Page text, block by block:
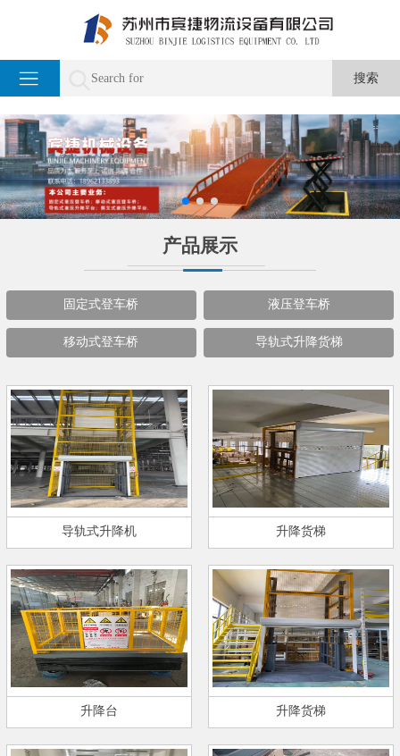
产品展示
固定式登车桥 液压登车桥
移动式登车桥 导轨式升降货梯
导轨式升降机 升降货梯
升降台 升降货梯